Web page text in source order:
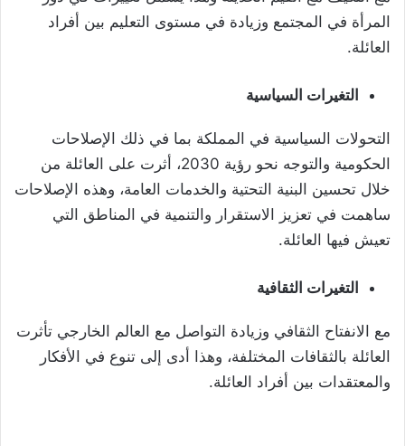
المرأة في المجتمع وزيادة في مستوى التعليم بين أفراد
العائلة.
التغيرات السياسية
التحولات السياسية في المملكة بما في ذلك الإصلاحات
الحكومية والتوجه نحو رؤية 2030، أثرت على العائلة من
خلال تحسين البنية التحتية والخدمات العامة، وهذه الإصلاحات
ساهمت في تعزيز الاستقرار والتنمية في المناطق التي
تعيش فيها العائلة.
التغيرات الثقافية
مع الانفتاح الثقافي وزيادة التواصل مع العالم الخارجي تأثرت
العائلة بالثقافات المختلفة، وهذا أدى إلى تنوع في الأفكار
والمعتقدات بين أفراد العائلة.